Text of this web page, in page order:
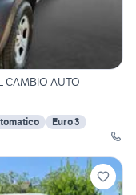
CAMBIO AUTO
Euro 3